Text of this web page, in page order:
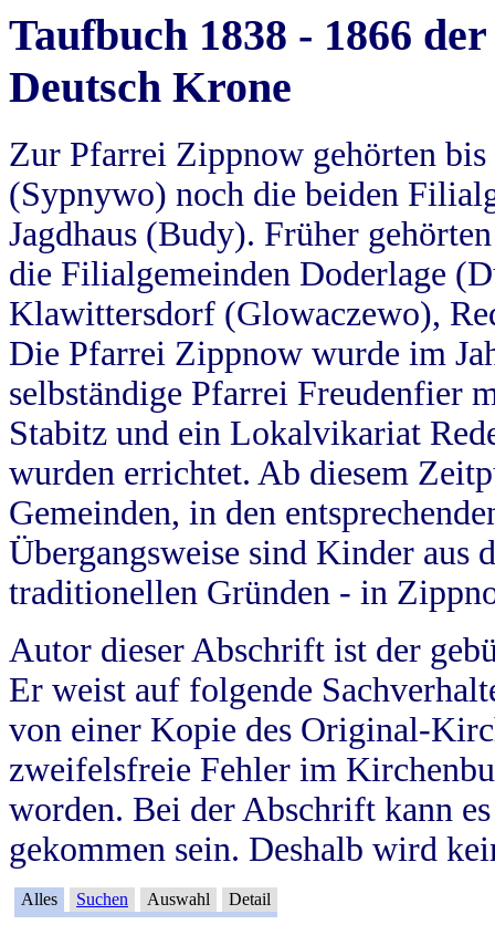
Taufbuch 1838 - 1866
Deutsch Krone
Zur Pfarrei Zippnow gehörten
(Sypnywo) noch die beiden
Jagdhaus (Budy). Früher
die Filialgemeinden Doderlage
Klawittersdorf (Glowaczewo),
Die Pfarrei Zippnow wurde im
selbständige Pfarrei Freudenfier
Stabitz und ein Lokalvikariat
wurden errichtet. Ab diesem
Gemeinden, in den
Übergangsweise sind Kinder aus
traditionellen Gründen - in
Autor dieser Abschrift ist der
Er weist auf folgende
von einer Kopie des Original-
zweifelsfreie Fehler im
worden. Bei der Abschrift kann
gekommen sein. Deshalb wird
Alles Suchen Auswahl Detail